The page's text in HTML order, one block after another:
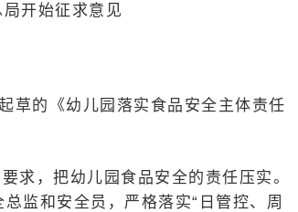
开始征求意见
草的《幼儿园落实食品安全主体责任
求，把幼儿园食品安全的责任压实。
监和安全员，严格落实“日管控、周